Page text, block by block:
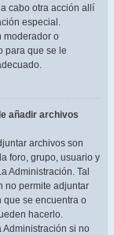
cabo otra acción allí
especial.
moderador o
para que se le
añadir archivos
archivos son
foro, grupo, usuario y
Administración. Tal
no permite adjuntar
que se encuentra o
hacerlo.
si no